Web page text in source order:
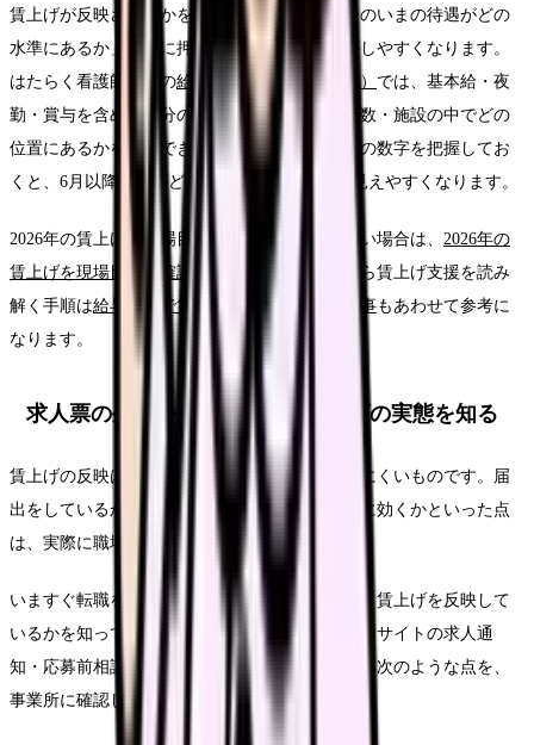
賃上げが反映されたかを判断するには、「自分のいまの待遇がどの
水準にあるか」を先に押さえておくと、比較がしやすくなります。
はたらく看護師さんの給料コンパス（年収診断） では、基本給・夜
勤・賞与を含めた自分の年収が、地域・経験年数・施設の中でどの
位置にあるかを確認できます。賃上げの「前」の数字を把握してお
くと、6月以降に何がどれだけ変わったのかが見えやすくなります。
2026年の賃上げを現場目線でさらに詳しく見たい場合は、 2026年の
賃上げを現場目線で確認する記事
、給与明細から賃上げ支援を読み
解く手順は給与明細で賃上げ支援を確認する記事もあわせて参考に
なります。
求人票の外側から、他職場の賃上げの実態を知る
賃上げの反映は、求人票の額面だけでは分かりにくいものです。届
出をしているか、基本給に入れているか、賞与に効くかといった点
は、実際に職場へ確認しないと見えてきません。
いますぐ転職を決めなくても、ほかの職場がどう賃上げを反映して
いるかを知っておくことには意味があります。当サイトの求人通
知・応募前相談では、求人票だけでは分からない次のような点を、
事業所に確認して教えてもらえます。